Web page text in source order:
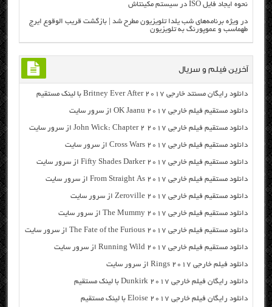
نحوه ایجاد فایل ISO در سیستم مکینتاش
در ویژه برنامه‌های شب یلدا تلویزیون مطرح شد | بازگشت قریب الوقوع ایرج
طهماسب و عموپورنگ به تلویزیون
آخرین فیلم و سریال
دانلود رایگان مسنتد خارجی Britney Ever After 2017 با لینک مستقیم
دانلود مستقیم فیلم خارجی OK Jaanu 2017 از سرور سایت
دانلود مستقیم فیلم خارجی John Wick: Chapter 2 2017 از سرور سایت
دانلود مستقیم فیلم خارجی Cross Wars 2017 از سرور سایت
دانلود مستقیم فیلم خارجی Fifty Shades Darker 2017 از سرور سایت
دانلود مستقیم فیلم خارجی From Straight As 2017 از سرور سایت
دانلود مستقیم فیلم خارجی Zeroville 2017 از سرور سایت
دانلود مستقیم فیلم خارجی The Mummy 2017 از سرور سایت
دانلود مستقیم فیلم خارجی The Fate of the Furious 2017 از سرور سایت
دانلود مستقیم فیلم خارجی Running Wild 2017 از سرور سایت
دانلود فیلم خارجی Rings 2017 از سرور سایت
دانلود رایگان فیلم خارجی Dunkirk 2017 با لینک مستقیم
دانلود رایگان فیلم خارجی Eloise 2017 با لینک مستقیم